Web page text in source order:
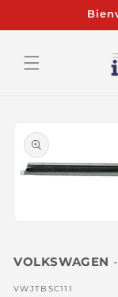
directamente
al contenido
a la
información
del producto
1
una
VOLKSWAGEN -
SKU:
VWJTBSC111